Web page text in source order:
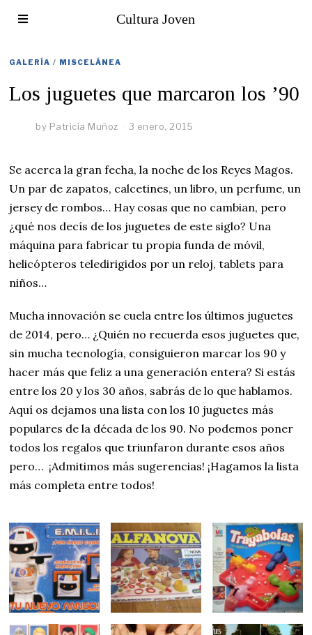
Cultura Joven
GALERÍA / MISCELÁNEA
Los juguetes que marcaron los ’90
by Patricia Muñoz 3 enero, 2015
Se acerca la gran fecha, la noche de los Reyes Magos.
Un par de zapatos, calcetines, un libro, un perfume, un
jersey de rombos… Hay cosas que no cambian, pero
¿qué nos decís de los juguetes de este siglo? Una
máquina para fabricar tu propia funda de móvil,
helicópteros teledirigidos por un reloj, tablets para
niños…
Mucha innovación se cuela entre los últimos juguetes
de 2014, pero… ¿Quién no recuerda esos juguetes que,
sin mucha tecnología, consiguieron marcar los 90 y
hacer más que feliz a una generación entera? Si estás
entre los 20 y los 30 años, sabrás de lo que hablamos.
Aquí os dejamos una lista con los 10 juguetes más
populares de la década de los 90. No podemos poner
todos los regalos que triunfaron durante esos años
pero… ¡Admitimos más sugerencias! ¡Hagamos la lista
más completa entre todos!